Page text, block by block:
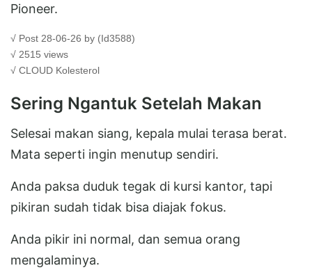
Pioneer.
√ Post 28-06-26 by (Id3588)
√ 2515 views
√ CLOUD Kolesterol
Sering Ngantuk Setelah Makan
Selesai makan siang, kepala mulai terasa berat.
Mata seperti ingin menutup sendiri.
Anda paksa duduk tegak di kursi kantor, tapi
pikiran sudah tidak bisa diajak fokus.
Anda pikir ini normal, dan semua orang
mengalaminya.